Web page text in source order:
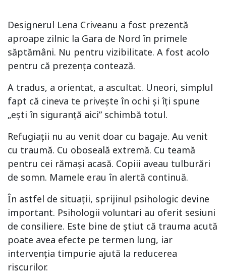
Designerul Lena Criveanu a fost prezentă
aproape zilnic la Gara de Nord în primele
săptămâni. Nu pentru vizibilitate. A fost acolo
pentru că prezența contează.
A tradus, a orientat, a ascultat. Uneori, simplul
fapt că cineva te privește în ochi și îți spune
„ești în siguranță aici” schimbă totul.
Refugiații nu au venit doar cu bagaje. Au venit
cu traumă. Cu oboseală extremă. Cu teamă
pentru cei rămași acasă. Copiii aveau tulburări
de somn. Mamele erau în alertă continuă.
În astfel de situații, sprijinul psihologic devine
important. Psihologii voluntari au oferit sesiuni
de consiliere. Este bine de știut că trauma acută
poate avea efecte pe termen lung, iar
intervenția timpurie ajută la reducerea
riscurilor.